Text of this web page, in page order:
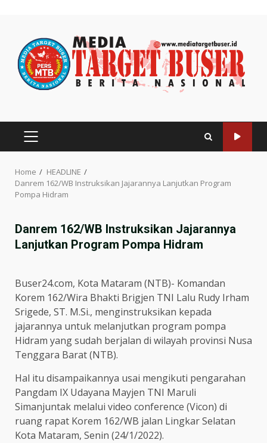
content
PRIMARY
Home
HEADLINE
Danrem 162/WB Instruksikan Jajarannya Lanjutkan Program
Pompa Hidram
Danrem 162/WB Instruksikan Jajarannya
Lanjutkan Program Pompa Hidram
Buser24.com, Kota Mataram (NTB)- Komandan
Korem 162/Wira Bhakti Brigjen TNI Lalu Rudy Irham
Srigede, ST. M.Si., menginstruksikan kepada
jajarannya untuk melanjutkan program pompa
Hidram yang sudah berjalan di wilayah provinsi Nusa
Tenggara Barat (NTB).
Hal itu disampaikannya usai mengikuti pengarahan
Pangdam IX Udayana Mayjen TNI Maruli
Simanjuntak melalui video conference (Vicon) di
ruang rapat Korem 162/WB jalan Lingkar Selatan
Kota Mataram, Senin (24/1/2022).